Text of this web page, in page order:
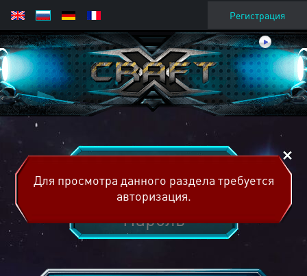
Регистрация
Для просмотра данного раздела требуется
авторизация.